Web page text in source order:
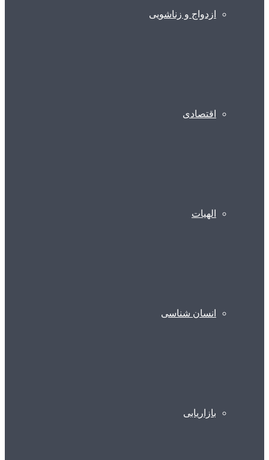
ازدواج و زناشویی
اقتصادی
الهیات
انسان شناسی
بازاریابی